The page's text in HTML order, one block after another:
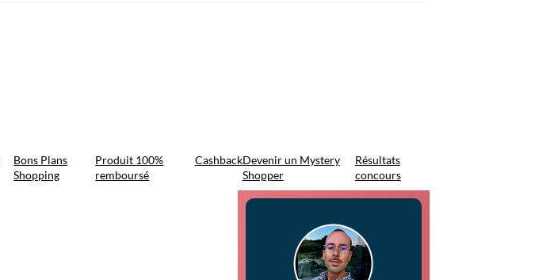
Bons Plans
Shopping
Produit 100%
remboursé
CashbackDevenir un Mystery
Shopper
Résultats
concours